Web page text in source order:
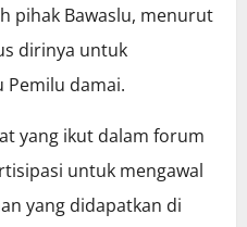
pihak Bawaslu, menurut
dirinya untuk
Pemilu damai.
yang ikut dalam forum
untuk mengawal
yang didapatkan di